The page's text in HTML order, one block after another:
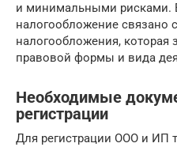
и минимальными рисками.
налогообложение связано
налогообложения, которая
правовой формы и вида
Необходимые
регистрации
Для регистрации ООО и ИП